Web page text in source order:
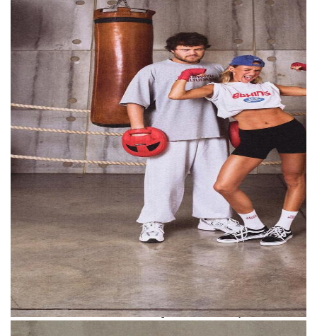
Мы не заморачиваемся над тем, чтобы это
было очень необычно или чтобы это были
очень сложные изделия. Нам важно, чтобы
вещи были простыми, носибельными и
доступными. И отличие в том, что это не
просто бренд, а это именно "бренд-
подружка", это "бренд-соседка", это "бренд
твой близкий друг", в котором максимально
комфортно», — рассказала Мурашкина.
Запуск омрачил конфликт с журналисткой
Мадонной Мур. 1 августа она обвинила
Карину Мурашкину в плагиате, заявив
о том, что название и логотип бренда
очень похожи на ее собственные.
В разговоре с The Blueprint Мурашкина
отметила, что о запуске ее бренда Мадонне
было известно еще в прошлом году,
а в декабре они детально обсудили этот